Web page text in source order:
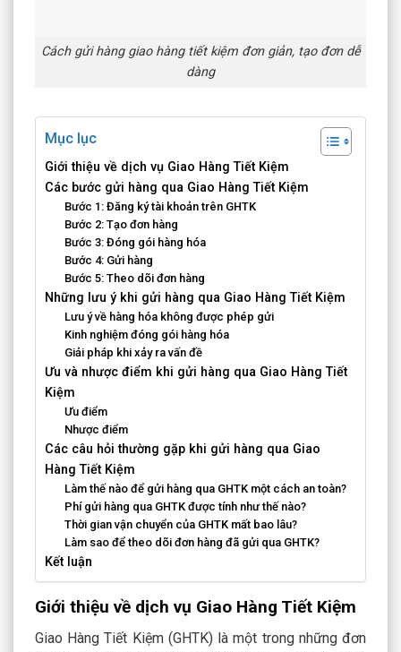
Cách gửi hàng giao hàng tiết kiệm đơn giản, tạo đơn dễ
dàng
Mục lục
Giới thiệu về dịch vụ Giao Hàng Tiết Kiệm
Các bước gửi hàng qua Giao Hàng Tiết Kiệm
Bước 1: Đăng ký tài khoản trên GHTK
Bước 2: Tạo đơn hàng
Bước 3: Đóng gói hàng hóa
Bước 4: Gửi hàng
Bước 5: Theo dõi đơn hàng
Những lưu ý khi gửi hàng qua Giao Hàng Tiết Kiệm
Lưu ý về hàng hóa không được phép gửi
Kinh nghiệm đóng gói hàng hóa
Giải pháp khi xảy ra vấn đề
Ưu và nhược điểm khi gửi hàng qua Giao Hàng Tiết
Kiệm
Ưu điểm
Nhược điểm
Các câu hỏi thường gặp khi gửi hàng qua Giao
Hàng Tiết Kiệm
Làm thế nào để gửi hàng qua GHTK một cách an toàn?
Phí gửi hàng qua GHTK được tính như thế nào?
Thời gian vận chuyển của GHTK mất bao lâu?
Làm sao để theo dõi đơn hàng đã gửi qua GHTK?
Kết luận
Giới thiệu về dịch vụ Giao Hàng Tiết Kiệm
Giao Hàng Tiết Kiệm (GHTK) là một trong những đơn